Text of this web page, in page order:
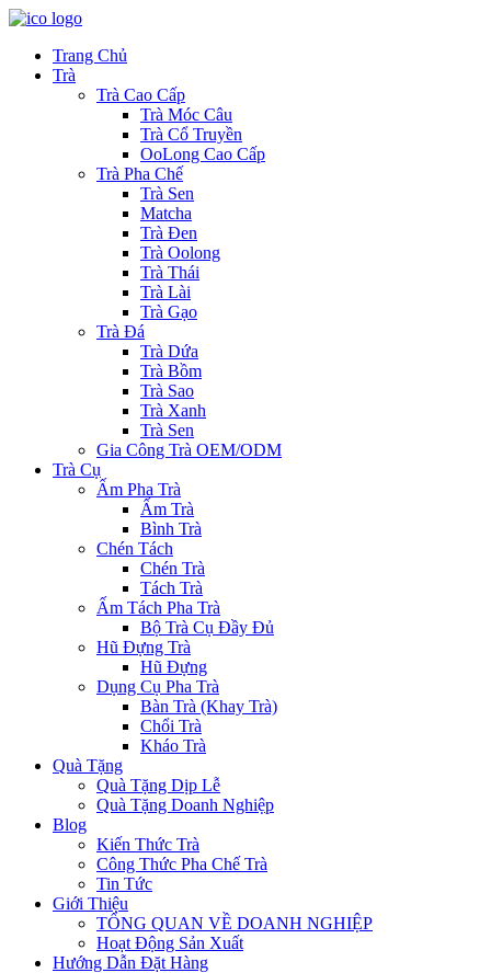
Trang Chủ
Trà
Trà Cao Cấp
Trà Móc Câu
Trà Cổ Truyền
OoLong Cao Cấp
Trà Pha Chế
Trà Sen
Matcha
Trà Đen
Trà Oolong
Trà Thái
Trà Lài
Trà Gạo
Trà Đá
Trà Dứa
Trà Bồm
Trà Sao
Trà Xanh
Trà Sen
Gia Công Trà OEM/ODM
Trà Cụ
Ấm Pha Trà
Ấm Trà
Bình Trà
Chén Tách
Chén Trà
Tách Trà
Ấm Tách Pha Trà
Bộ Trà Cụ Đầy Đủ
Hũ Đựng Trà
Hũ Đựng
Dụng Cụ Pha Trà
Bàn Trà (Khay Trà)
Chổi Trà
Kháo Trà
Quà Tặng
Quà Tặng Dịp Lễ
Quà Tặng Doanh Nghiệp
Blog
Kiến Thức Trà
Công Thức Pha Chế Trà
Tin Tức
Giới Thiệu
TỔNG QUAN VỀ DOANH NGHIỆP
Hoạt Động Sản Xuất
Hướng Dẫn Đặt Hàng